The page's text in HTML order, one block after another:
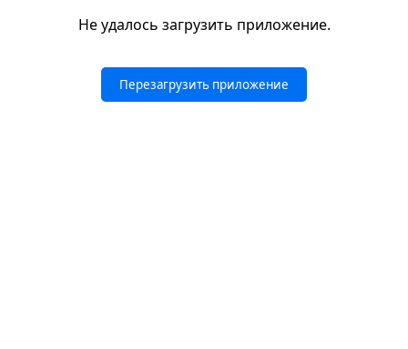
Не удалось загрузить приложение.
Перезагрузить приложение